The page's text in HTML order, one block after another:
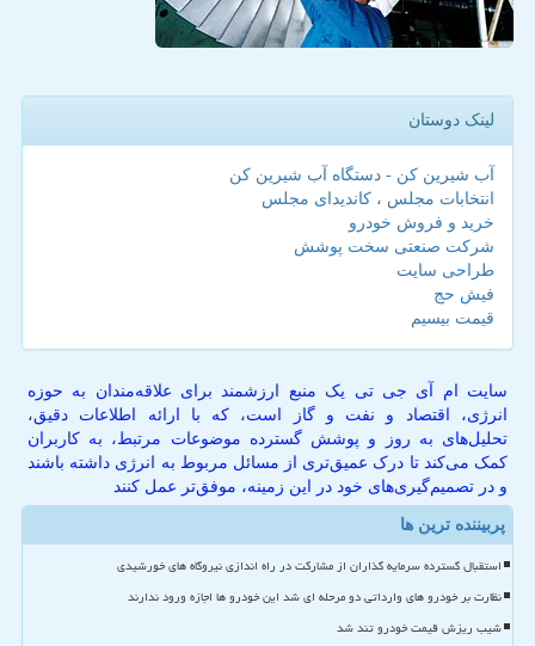
لینک دوستان
آب شیرین کن - دستگاه آب شیرین کن
انتخابات مجلس ، کاندیدای مجلس
خرید و فروش خودرو
شرکت صنعتی سخت پوشش
طراحی سایت
فیش حج
قیمت بیسیم
سایت ام آی جی تی یک منبع ارزشمند برای علاقه‌مندان به حوزه
انرژی، اقتصاد و نفت و گاز است، که با ارائه اطلاعات دقیق،
تحلیل‌های به روز و پوشش گسترده موضوعات مرتبط، به کاربران
کمک می‌کند تا درک عمیق‌تری از مسائل مربوط به انرژی داشته باشند
و در تصمیم‌گیری‌های خود در این زمینه، موفق‌تر عمل کنند
پربیننده ترین ها
استقبال گسترده سرمایه گذاران از مشارکت در راه اندازی نیروگاه های خورشیدی
نظارت بر خودرو های وارداتی دو مرحله ای شد این خودرو ها اجازه ورود ندارند
شیب ریزش قیمت خودرو تند شد